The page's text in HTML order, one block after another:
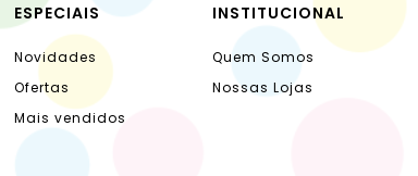
ESPECIAIS
Novidades
Ofertas
Mais vendidos
INSTITUCIONAL
Quem Somos
Nossas Lojas